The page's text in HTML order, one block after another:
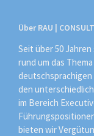
Über RAU |
Seit über 50
rund um das
deutschsprachigen
den
im Bereich
bieten wir